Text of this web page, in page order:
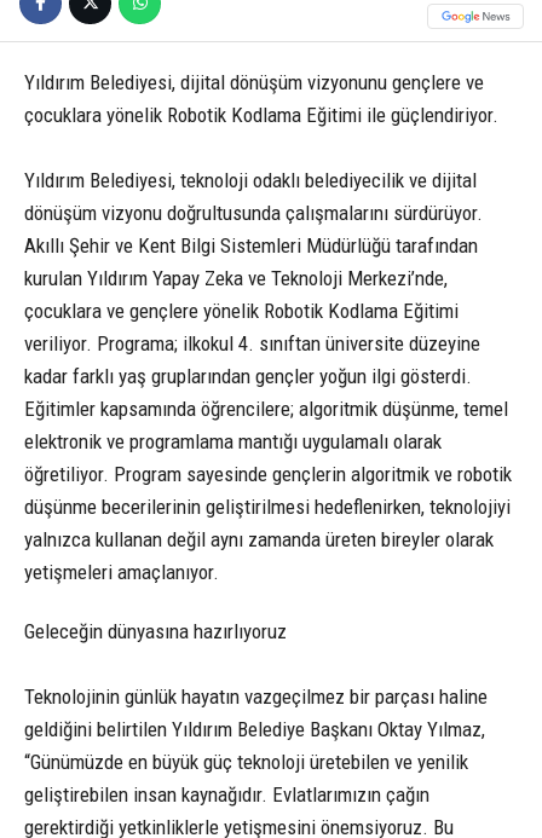
Yıldırım Belediyesi, dijital dönüşüm vizyonunu gençlere ve
çocuklara yönelik Robotik Kodlama Eğitimi ile güçlendiriyor.
Yıldırım Belediyesi, teknoloji odaklı belediyecilik ve dijital
dönüşüm vizyonu doğrultusunda çalışmalarını sürdürüyor.
Akıllı Şehir ve Kent Bilgi Sistemleri Müdürlüğü tarafından
kurulan Yıldırım Yapay Zeka ve Teknoloji Merkezi’nde,
çocuklara ve gençlere yönelik Robotik Kodlama Eğitimi
veriliyor. Programa; ilkokul 4. sınıftan üniversite düzeyine
kadar farklı yaş gruplarından gençler yoğun ilgi gösterdi.
Eğitimler kapsamında öğrencilere; algoritmik düşünme, temel
elektronik ve programlama mantığı uygulamalı olarak
öğretiliyor. Program sayesinde gençlerin algoritmik ve robotik
düşünme becerilerinin geliştirilmesi hedeflenirken, teknolojiyi
yalnızca kullanan değil aynı zamanda üreten bireyler olarak
yetişmeleri amaçlanıyor.
Geleceğin dünyasına hazırlıyoruz
Teknolojinin günlük hayatın vazgeçilmez bir parçası haline
geldiğini belirtilen Yıldırım Belediye Başkanı Oktay Yılmaz,
“Günümüzde en büyük güç teknoloji üretebilen ve yenilik
geliştirebilen insan kaynağıdır. Evlatlarımızın çağın
gerektirdiği yetkinliklerle yetişmesini önemsiyoruz. Bu